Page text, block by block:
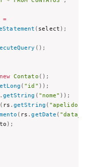
=
( select ) ;
( ) ;
new Contato ( ) ;
( "id" ) ) ;
. getString ( "nome" ) ) ;
( rs . getString ( "apelido"
( rs .getDate (
) ;